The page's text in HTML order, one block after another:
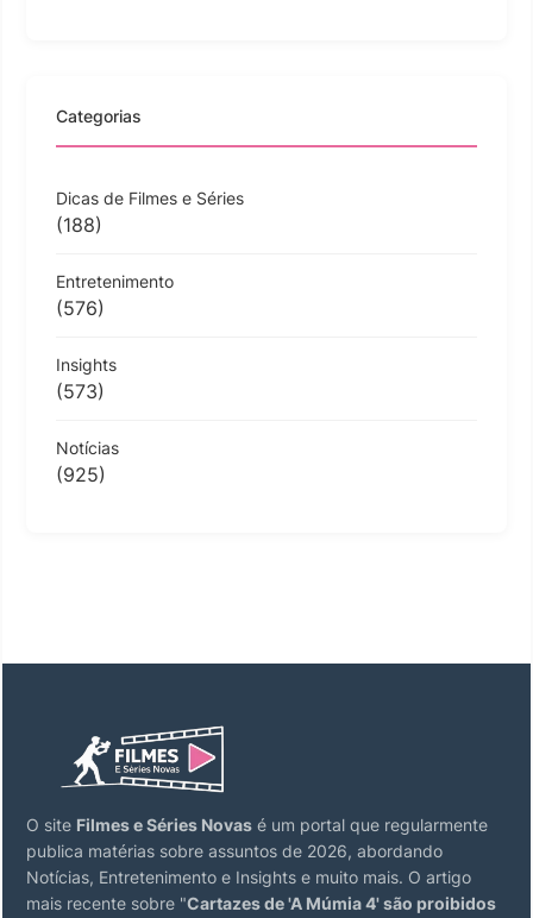
Categorias
Dicas de Filmes e Séries
(188)
Entretenimento
(576)
Insights
(573)
Notícias
(925)
O site Filmes e Séries Novas é um portal que regularmente
publica matérias sobre assuntos de 2026, abordando
Notícias, Entretenimento e Insights e muito mais. O artigo
mais recente sobre "Cartazes de 'A Múmia 4' são proibidos